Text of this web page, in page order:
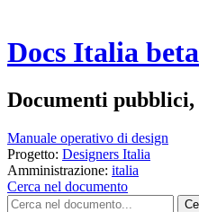
Docs Italia beta
Documenti
Manuale operativo di design
Progetto: Designers Italia
Amministrazione: italia
Cerca nel documento